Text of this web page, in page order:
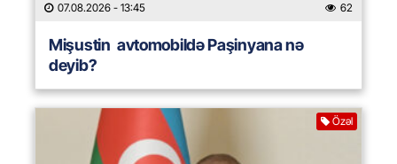
07.08.2026 - 13:45 62
Mişustin avtomobildə Paşinyana nə
deyib?
Özəl